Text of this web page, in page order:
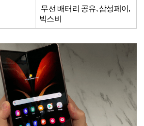
무선 배터리 공유, 삼성페이,
빅스비